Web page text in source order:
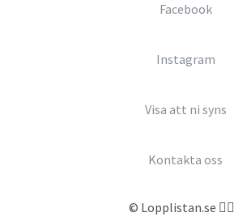
© Lopplistan.se 🏃‍♀️
Facebook
Instagram
Visa att ni syns
Kontakta oss